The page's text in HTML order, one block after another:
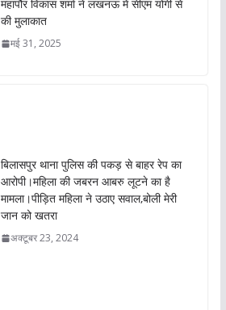
महापौर विकास शर्मा ने लखनऊ में सीएम योगी से
की मुलाकात
मई 31, 2025
बिलासपुर थाना पुलिस की पकड़ से बाहर रेप का
आरोपी।महिला की जबरन आबरु लूटने का है
मामला।पीड़ित महिला ने उठाए सवाल,बोली मेरी
जान को खतरा
अक्टूबर 23, 2024